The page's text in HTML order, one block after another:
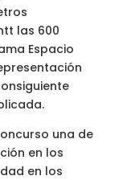
las 600
Espacio
una de
en los
en los